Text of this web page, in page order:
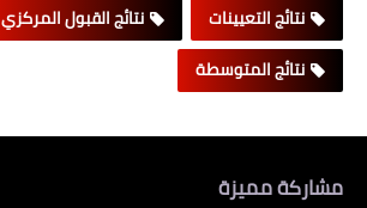
نتائج التعيينات
نتائج القبول المركزي
نتائج المتوسطة
مشاركة مميزة